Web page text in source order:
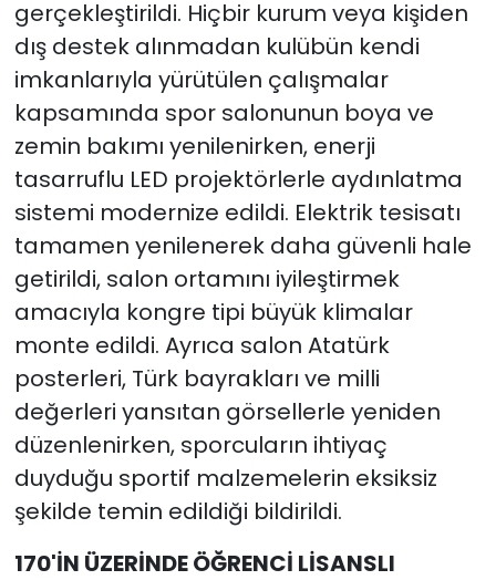
gerçekleştirildi. Hiçbir kurum veya kişiden
dış destek alınmadan kulübün kendi
imkanlarıyla yürütülen çalışmalar
kapsamında spor salonunun boya ve
zemin bakımı yenilenirken, enerji
tasarruflu LED projektörlerle aydınlatma
sistemi modernize edildi. Elektrik tesisatı
tamamen yenilenerek daha güvenli hale
getirildi, salon ortamını iyileştirmek
amacıyla kongre tipi büyük klimalar
monte edildi. Ayrıca salon Atatürk
posterleri, Türk bayrakları ve milli
değerleri yansıtan görsellerle yeniden
düzenlenirken, sporcuların ihtiyaç
duyduğu sportif malzemelerin eksiksiz
şekilde temin edildiği bildirildi.
170'İN ÜZERİNDE ÖĞRENCİ LİSANSLI